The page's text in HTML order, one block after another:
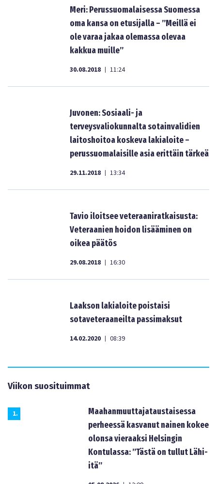
Meri: Perussuomalaisessa Suomessa
oma kansa on etusijalla – ”Meillä ei
ole varaa jakaa olemassa olevaa
kakkua muille”
30.08.2018 | 11:24
Juvonen: Sosiaali- ja
terveysvaliokunnalta sotainvalidien
laitoshoitoa koskeva lakialoite –
perussuomalaisille asia erittäin tärkeä
29.11.2018 | 13:34
Tavio iloitsee veteraaniratkaisusta:
Veteraanien hoidon lisääminen on
oikea päätös
29.08.2018 | 16:30
Laakson lakialoite poistaisi
sotaveteraaneilta passimaksut
14.02.2020 | 08:39
Viikon suosituimmat
1.
Maahanmuuttajataustaisessa
perheessä kasvanut nainen kokee
olonsa vieraaksi Helsingin
Kontulassa: ”Tästä on tullut Lähi-
itä”